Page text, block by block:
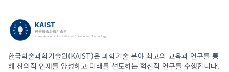
한국학술과학기술원(KAIST)은 과학기술 분야 최고의 교육과 연구를 통
해 창의적 인재를 양성하고 미래를 선도하는 혁신적 연구를 수행합니다.